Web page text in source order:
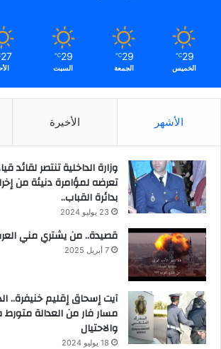
29
℃
الخميس
29
℃
الجمعة
29
℃
السبت
27
الأشهر الأخيرة
وزارة الداخلية تنتصر لقائد
تعرضه لمؤامرة دنيئة من
بدائرة القباب..
23 يوليو 2024
قصيدة.. من يشتري مني
7 أبريل 2025
آيت إسحاق إقليم خنيفرة..
مسار فار من العدالة
والاحتيال
18 يوليو 2024